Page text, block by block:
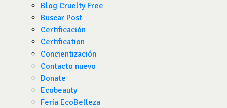
Blog Cruelty Free
Buscar Post
Certificación
Certification
Concientización
Contacto nuevo
Donate
Ecobeauty
Feria EcoBelleza